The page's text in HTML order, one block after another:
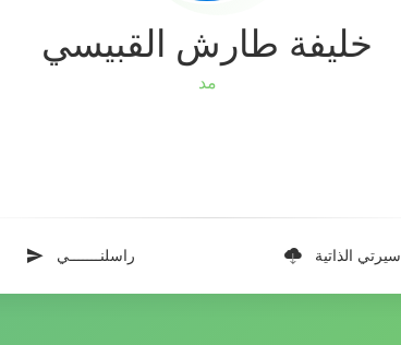
خليفة طارش القبيسي
مدير المركز
سيرتي الذاتية راسلنـــــــي